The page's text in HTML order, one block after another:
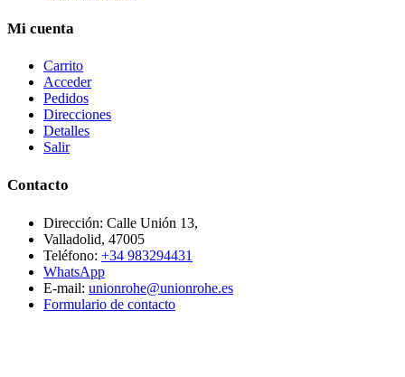
Mi cuenta
Carrito
Acceder
Pedidos
Direcciones
Detalles
Salir
Contacto
Dirección: Calle Unión 13,
Valladolid, 47005
Teléfono: +34 983294431
WhatsApp
E-mail: unionrohe@unionrohe.es
Formulario de contacto